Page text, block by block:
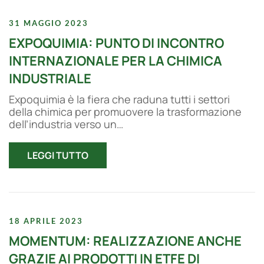
31 MAGGIO 2023
EXPOQUIMIA: PUNTO DI INCONTRO
INTERNAZIONALE PER LA CHIMICA
INDUSTRIALE
Expoquimia è la fiera che raduna tutti i settori
della chimica per promuovere la trasformazione
dell’industria verso un…
LEGGI TUTTO
18 APRILE 2023
MOMENTUM: REALIZZAZIONE ANCHE
GRAZIE AI PRODOTTI IN ETFE DI